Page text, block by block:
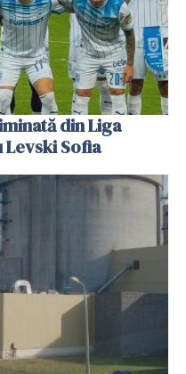
din Liga
Sofia